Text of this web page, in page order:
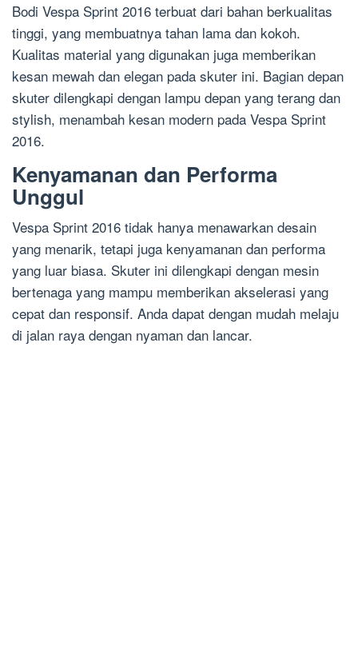
Bodi Vespa Sprint 2016 terbuat dari bahan berkualitas
tinggi, yang membuatnya tahan lama dan kokoh.
Kualitas material yang digunakan juga memberikan
kesan mewah dan elegan pada skuter ini. Bagian depan
skuter dilengkapi dengan lampu depan yang terang dan
stylish, menambah kesan modern pada Vespa Sprint
2016.
Kenyamanan dan Performa
Unggul
Vespa Sprint 2016 tidak hanya menawarkan desain
yang menarik, tetapi juga kenyamanan dan performa
yang luar biasa. Skuter ini dilengkapi dengan mesin
bertenaga yang mampu memberikan akselerasi yang
cepat dan responsif. Anda dapat dengan mudah melaju
di jalan raya dengan nyaman dan lancar.